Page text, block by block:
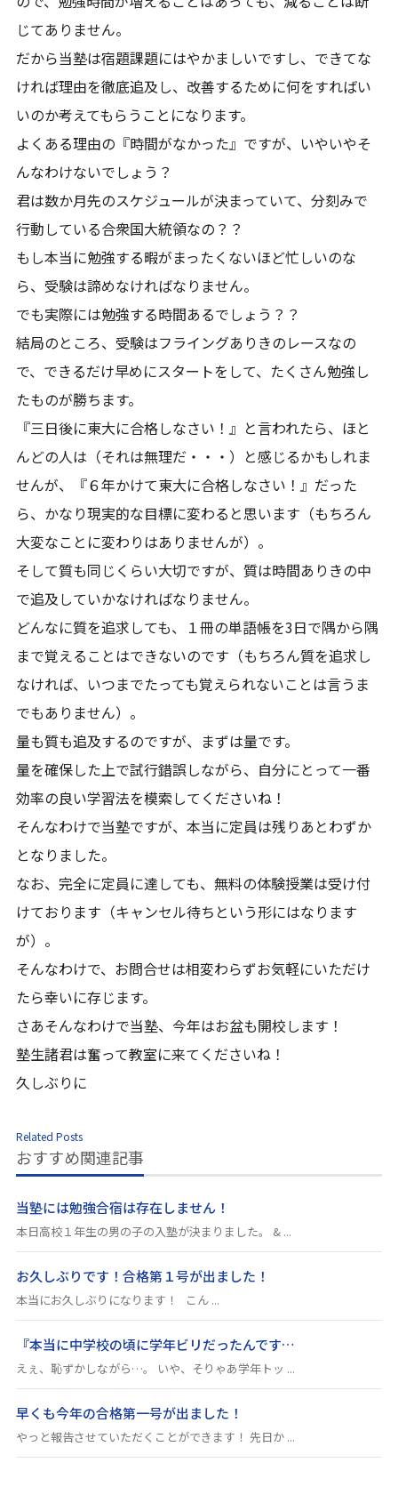
じてありません。
だから当塾は宿題課題にはやかましいですし、できてな
ければ理由を徹底追及し、改善するために何をすればい
いのか考えてもらうことになります。
よくある理由の『時間がなかった』ですが、いやいやそ
んなわけないでしょう？
君は数か月先のスケジュールが決まっていて、分刻みで
行動している合衆国大統領なの？？
もし本当に勉強する暇がまったくないほど忙しいのな
ら、受験は諦めなければなりません。
でも実際には勉強する時間あるでしょう？？
結局のところ、受験はフライングありきのレースなの
で、できるだけ早めにスタートをして、たくさん勉強し
たものが勝ちます。
『三日後に東大に合格しなさい！』と言われたら、ほと
んどの人は（それは無理だ・・・）と感じるかもしれま
せんが、『６年かけて東大に合格しなさい！』だった
ら、かなり現実的な目標に変わると思います（もちろん
大変なことに変わりはありませんが）。
そして質も同じくらい大切ですが、質は時間ありきの中
で追及していかなければなりません。
どんなに質を追求しても、１冊の単語帳を3日で隅から隅
まで覚えることはできないのです（もちろん質を追求し
なければ、いつまでたっても覚えられないことは言うま
でもありません）。
量も質も追及するのですが、まずは量です。
量を確保した上で試行錯誤しながら、自分にとって一番
効率の良い学習法を模索してくださいね！
そんなわけで当塾ですが、本当に定員は残りあとわずか
となりました。
なお、完全に定員に達しても、無料の体験授業は受け付
けております（キャンセル待ちという形にはなります
が）。
そんなわけで、お問合せは相変わらずお気軽にいただけ
たら幸いに存じます。
さあそんなわけで当塾、今年はお盆も開校します！
塾生諸君は奮って教室に来てくださいね！
久しぶりに
Related Posts
おすすめ関連記事
当塾には勉強合宿は存在しません！
本日高校１年生の男の子の入塾が決まりました。 & ...
お久しぶりです！合格第１号が出ました！
本当にお久しぶりになります！ こん ...
『本当に中学校の頃に学年ビリだったんです…
えぇ、恥ずかしながら…。 いや、そりゃあ学年トッ ...
早くも今年の合格第一号が出ました！
やっと報告させていただくことができます！ 先日か ...